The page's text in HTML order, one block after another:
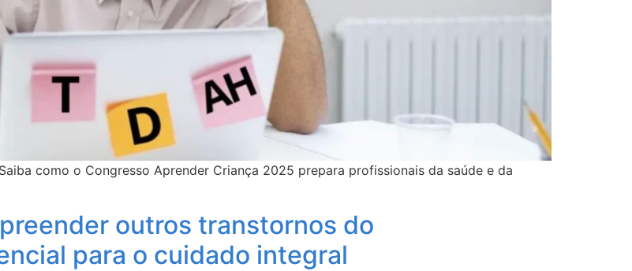
como o Congresso Aprender Criança 2025 prepara profissionais da saúde e da
outros transtornos do
para o cuidado integral